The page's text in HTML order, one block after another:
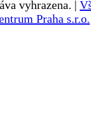
vyhrazena. |
Praha s.r.o.